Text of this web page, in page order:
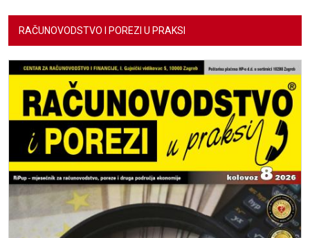
RAČUNOVODSTVO I POREZI U PRAKSI